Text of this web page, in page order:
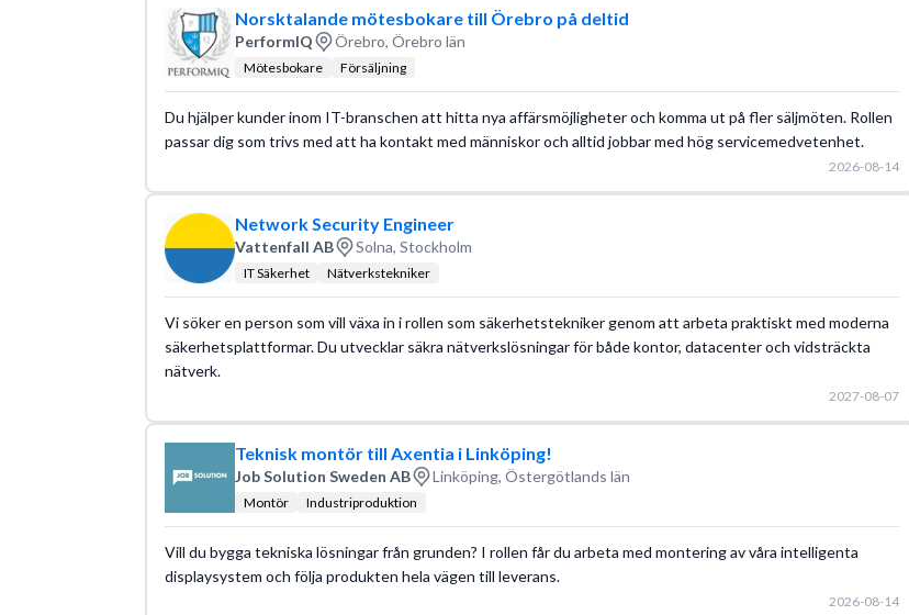
Norsktalande mötesbokare till Örebro på deltid
PerformIQ Örebro, Örebro län
Mötesbokare Försäljning
Du hjälper kunder inom IT-branschen att hitta nya affärsmöjligheter och komma ut på fler säljmöten. Rollen
passar dig som trivs med att ha kontakt med människor och alltid jobbar med hög servicemedvetenhet.
2026-08-14
Network Security Engineer
Vattenfall AB Solna, Stockholm
IT Säkerhet Nätverkstekniker
Vi söker en person som vill växa in i rollen som säkerhetstekniker genom att arbeta praktiskt med moderna
säkerhetsplattformar. Du utvecklar säkra nätverkslösningar för både kontor, datacenter och vidsträckta
nätverk.
2027-08-07
Teknisk montör till Axentia i Linköping!
Job Solution Sweden AB Linköping, Östergötlands län
Montör Industriproduktion
Vill du bygga tekniska lösningar från grunden? I rollen får du arbeta med montering av våra intelligenta
displaysystem och följa produkten hela vägen till leverans.
2026-08-14